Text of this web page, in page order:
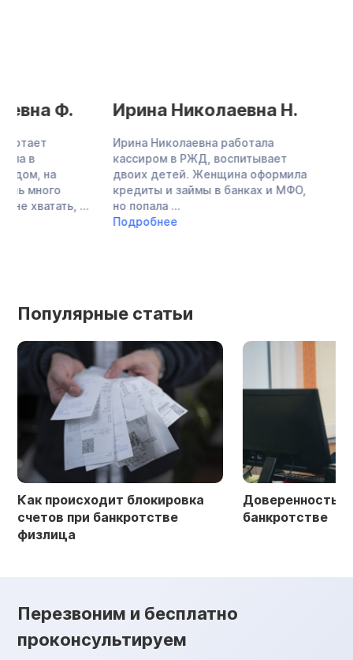
Ирина Николаевна Н.
Ирина Николаевна работала
кассиром в РЖД, воспитывает
двоих детей. Женщина оформила
кредиты и займы в банках и МФО,
но попала ...
Людмила
Людмила
финансовый
профессии.
Популярные статьи
Как происходит блокировка
счетов при банкротстве
физлица
Доверенность
банкротстве
Перезвоним и бесплатно
проконсультируем